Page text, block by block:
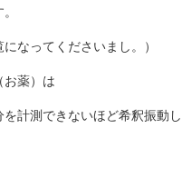
なってくださいまし。）
薬）は
計測できないほど希釈振動し